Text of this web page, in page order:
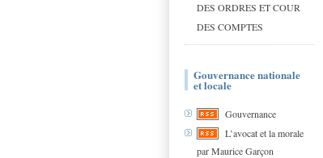
DES ORDRES ET COUR
DES COMPTES
Gouvernance nationale
et locale
Gouvernance
L’avocat et la morale
par Maurice Garçon